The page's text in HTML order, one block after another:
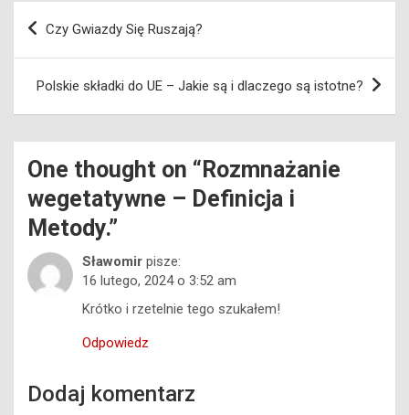
Nawigacja
wpisu
Czy Gwiazdy Się Ruszają?
Polskie składki do UE – Jakie są i dlaczego są istotne?
One thought on “Rozmnażanie
wegetatywne – Definicja i
Metody.”
Sławomir pisze:
16 lutego, 2024 o 3:52 am
Krótko i rzetelnie tego szukałem!
Odpowiedz
Dodaj komentarz